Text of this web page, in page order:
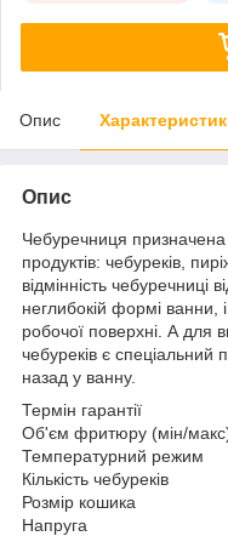
Опис
Опис
Чебуречниця
продуктів: чебуреків,
відмінність чебуречниці
неглибокій формі ванни,
робочої поверхні. А для
чебуреків є спеціальний
назад у ванну.
Термін гарантії
Об'єм фритюру (мін/
Температурний
Кількість
Розмір кошика
Напруга